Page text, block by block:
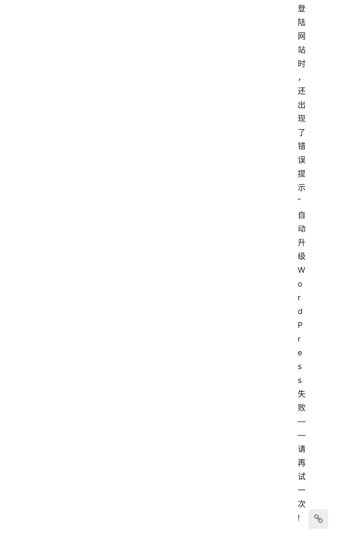
登
陆
网
站
时
，
还
出
现
了
错
误
提
示
“
自
动
升
级
W
o
r
d
P
r
e
s
s
失
败
—
—
请
再
试
一
次
!